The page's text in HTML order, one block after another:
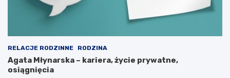
RELACJE RODZINNE RODZINA
Agata Młynarska – kariera, życie prywatne,
osiągnięcia